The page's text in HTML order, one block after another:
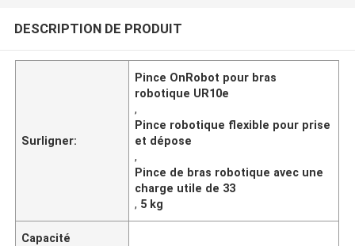
DESCRIPTION DE PRODUIT
Surligner:
Pince OnRobot pour bras
robotique UR10e
,
Pince robotique flexible pour prise
et dépose
,
Pince de bras robotique avec une
charge utile de 33
, 5 kg
Capacité